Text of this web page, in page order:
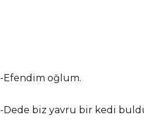
-Efendim oğlum.
-Dede biz yavru bir kedi